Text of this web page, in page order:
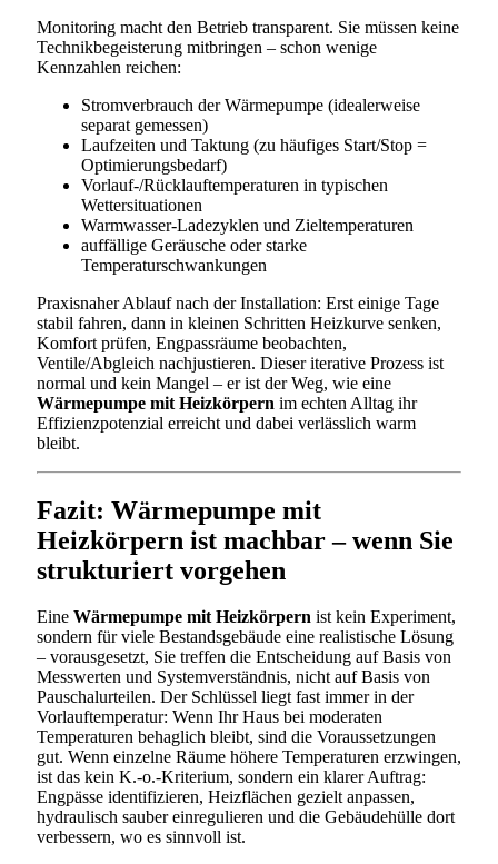
Monitoring macht den Betrieb transparent. Sie müssen keine
Technikbegeisterung mitbringen – schon wenige
Kennzahlen reichen:
Stromverbrauch der Wärmepumpe (idealerweise
separat gemessen)
Laufzeiten und Taktung (zu häufiges Start/Stop =
Optimierungsbedarf)
Vorlauf-/Rücklauftemperaturen in typischen
Wettersituationen
Warmwasser-Ladezyklen und Zieltemperaturen
auffällige Geräusche oder starke
Temperaturschwankungen
Praxisnaher Ablauf nach der Installation: Erst einige Tage
stabil fahren, dann in kleinen Schritten Heizkurve senken,
Komfort prüfen, Engpassräume beobachten,
Ventile/Abgleich nachjustieren. Dieser iterative Prozess ist
normal und kein Mangel – er ist der Weg, wie eine
Wärmepumpe mit Heizkörpern im echten Alltag ihr
Effizienzpotenzial erreicht und dabei verlässlich warm
bleibt.
Fazit: Wärmepumpe mit
Heizkörpern ist machbar – wenn Sie
strukturiert vorgehen
Eine Wärmepumpe mit Heizkörpern ist kein Experiment,
sondern für viele Bestandsgebäude eine realistische Lösung
– vorausgesetzt, Sie treffen die Entscheidung auf Basis von
Messwerten und Systemverständnis, nicht auf Basis von
Pauschalurteilen. Der Schlüssel liegt fast immer in der
Vorlauftemperatur: Wenn Ihr Haus bei moderaten
Temperaturen behaglich bleibt, sind die Voraussetzungen
gut. Wenn einzelne Räume höhere Temperaturen erzwingen,
ist das kein K.-o.-Kriterium, sondern ein klarer Auftrag:
Engpässe identifizieren, Heizflächen gezielt anpassen,
hydraulisch sauber einregulieren und die Gebäudehülle dort
verbessern, wo es sinnvoll ist.